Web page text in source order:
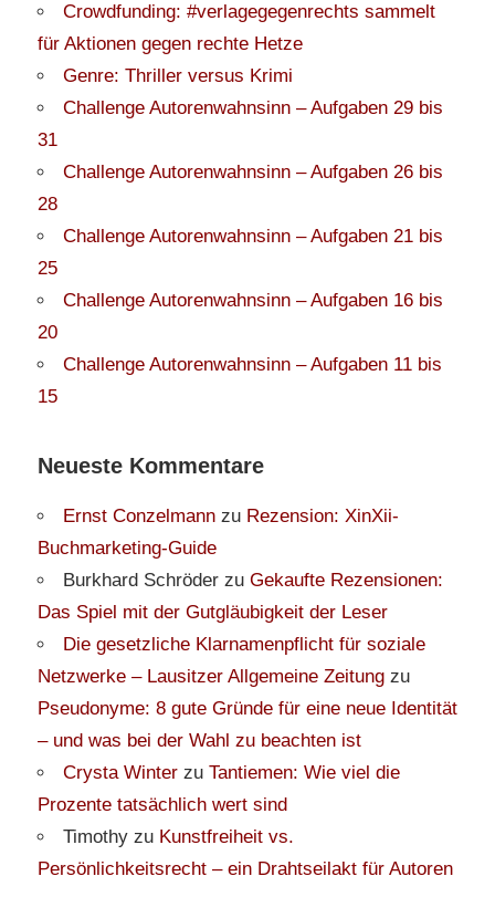
Crowdfunding: #verlagegegenrechts sammelt
für Aktionen gegen rechte Hetze
Genre: Thriller versus Krimi
Challenge Autorenwahnsinn – Aufgaben 29 bis
31
Challenge Autorenwahnsinn – Aufgaben 26 bis
28
Challenge Autorenwahnsinn – Aufgaben 21 bis
25
Challenge Autorenwahnsinn – Aufgaben 16 bis
20
Challenge Autorenwahnsinn – Aufgaben 11 bis
15
Neueste Kommentare
Ernst Conzelmann zu Rezension: XinXii-
Buchmarketing-Guide
Burkhard Schröder zu Gekaufte Rezensionen:
Das Spiel mit der Gutgläubigkeit der Leser
Die gesetzliche Klarnamenpflicht für soziale
Netzwerke – Lausitzer Allgemeine Zeitung zu
Pseudonyme: 8 gute Gründe für eine neue Identität
– und was bei der Wahl zu beachten ist
Crysta Winter zu Tantiemen: Wie viel die
Prozente tatsächlich wert sind
Timothy zu Kunstfreiheit vs.
Persönlichkeitsrecht – ein Drahtseilakt für Autoren